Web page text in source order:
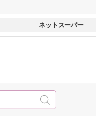
ネットスーパー